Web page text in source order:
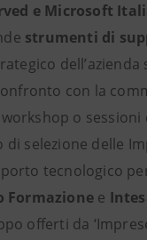
e Microsoft
strumenti di
con la
o
selezione delle
tecnologico
Formazione e
offerti da